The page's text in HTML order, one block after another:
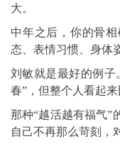
大。
中年之后，你的骨
态、表情习惯、身体
刘敏就是最好的例子
春”，但整个人看起来
那种“越活越有福气”
自己不再那么苛刻，